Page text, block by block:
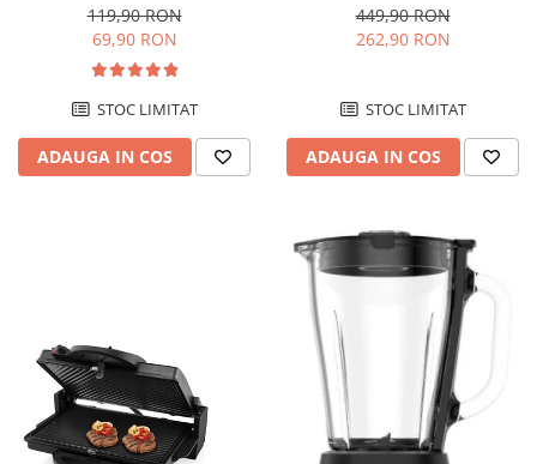
invelis ceramic antiaderent,
30 cm, Inox / Negru
119,90 RON
69,90 RON
STOC LIMITAT
ADAUGA IN COS
temperatura reglabila 5-15°C,
display LED, control touch,
449,90 RON
262,90 RON
STOC LIMITAT
ADAUGA IN COS